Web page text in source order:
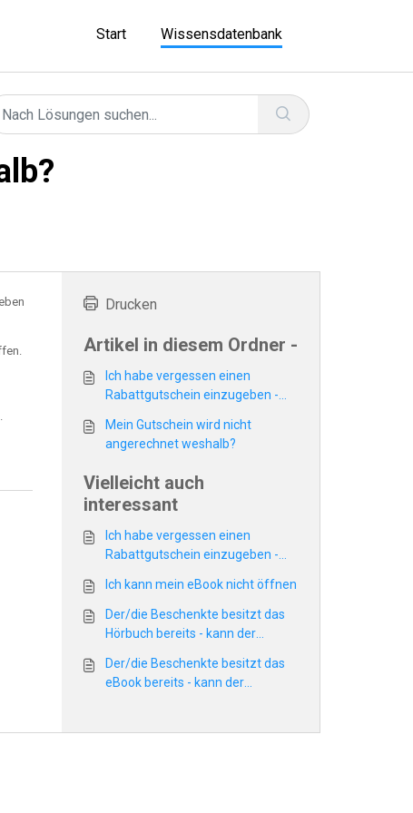
Start
Wissensdatenbank
Drucken
Artikel in diesem Ordner -
Ich habe vergessen einen
Rabattgutschein einzugeben -
berücksichtigen?
Mein Gutschein wird nicht
angerechnet weshalb?
Vielleicht auch
interessant
Ich habe vergessen einen
Rabattgutschein einzugeben -
berücksichtigen?
Ich kann mein eBook nicht öffnen
Der/die Beschenkte besitzt das
Hörbuch bereits - kann der
Hörbuch verwendet werden?
Der/die Beschenkte besitzt das
eBook bereits - kann der